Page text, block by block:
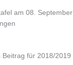
am 08.
für 2018/